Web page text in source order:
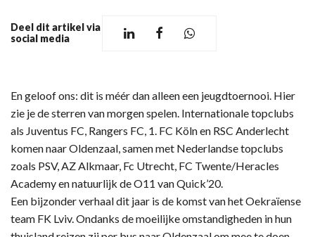
Deel dit artikel via
social media
En geloof ons: dit is méér dan alleen een jeugdtoernooi. Hier
zie je de sterren van morgen spelen. Internationale topclubs
als Juventus FC, Rangers FC, 1. FC Köln en RSC Anderlecht
komen naar Oldenzaal, samen met Nederlandse topclubs
zoals PSV, AZ Alkmaar, Fc Utrecht, FC Twente/Heracles
Academy en natuurlijk de O11 van Quick’20.
Een bijzonder verhaal dit jaar is de komst van het Oekraïense
team FK Lviv. Ondanks de moeilijke omstandigheden in hun